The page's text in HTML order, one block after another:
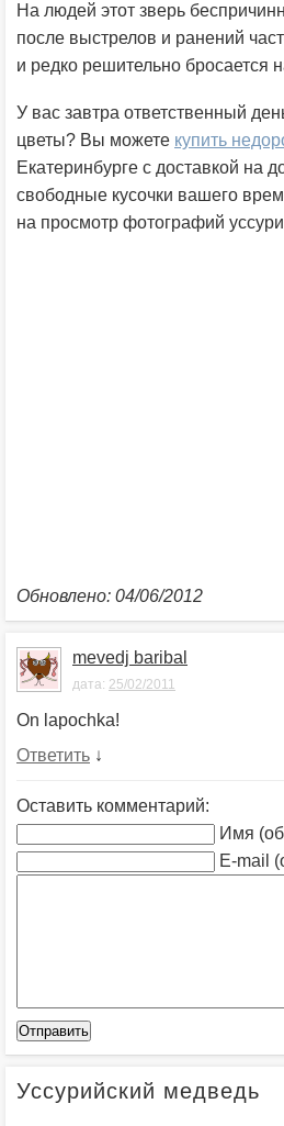
На людей этот зверь
после выстрелов и ранений
и редко решительно бросается
У вас завтра ответственный
цветы? Вы можете купить
Екатеринбурге с доставкой на
свободные кусочки вашего
на просмотр фотографий
Обновлено: 04/06/2012
mevedj baribal
дата: 25/02/2011
On lapochka!
Ответить ↓
Оставить комментарий:
Имя
E-mail
Уссурийский медведь